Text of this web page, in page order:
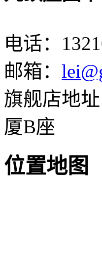
电话：
邮箱：
旗舰店地
厦B座
位置地图